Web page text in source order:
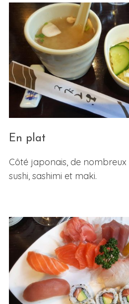
En plat
Côté japonais, de
sushi, sashimi et maki.